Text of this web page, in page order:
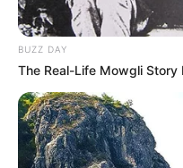
BUZZ DAY
The Real-Life Mowgli Story